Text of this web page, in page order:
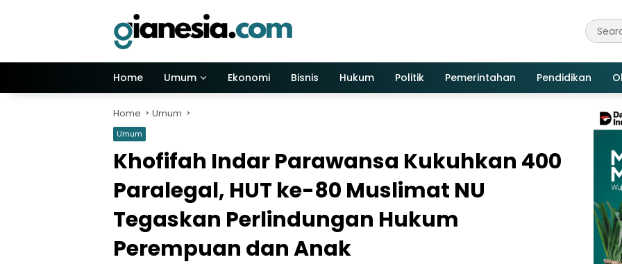
Home Umum Ekonomi Bisnis Hukum Politik Pemerintahan Pendidikan
Home Umum
Umum
Khofifah Indar Parawansa Kukuhkan 400
Paralegal, HUT ke-80 Muslimat NU
Tegaskan Perlindungan Hukum
Perempuan dan Anak